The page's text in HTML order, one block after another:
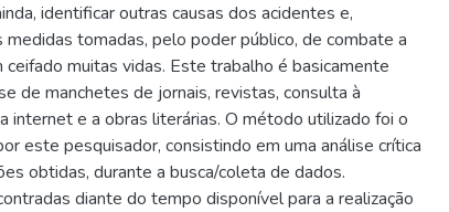
identificar outras causas dos acidentes e,
tomadas, pelo poder público, de combate a
muitas vidas. Este trabalho é basicamente
de manchetes de jornais, revistas, consulta à
internet e a obras literárias. O método utilizado foi o
este pesquisador, consistindo em uma análise crítica
obtidas, durante a busca/coleta de dados.
diante do tempo disponível para a realização